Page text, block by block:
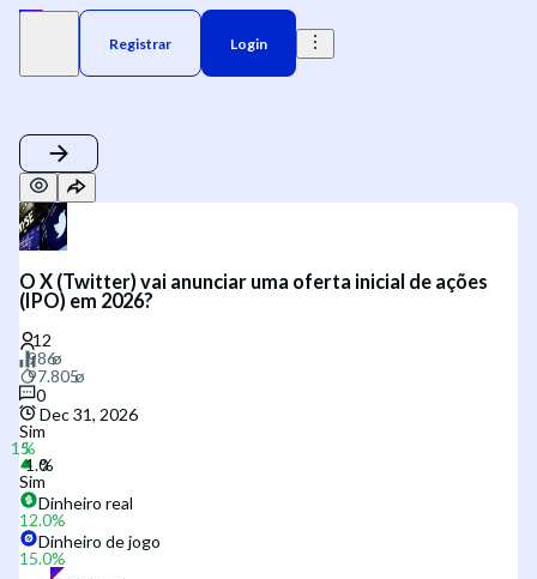
Registrar Login
O X (Twitter) vai anunciar uma oferta inicial de ações
(IPO) em 2026?
0
Dec 31, 2026
Sim
Sim
Dinheiro real
12.0%
Dinheiro de jogo
15.0%